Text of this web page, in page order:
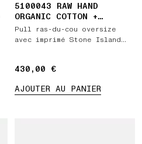
5100043 RAW HAND
ORGANIC COTTON +
LINEN_S.I. MARINA
Pull ras-du-cou oversize
avec imprimé Stone Island
430,00 €
430,00 €
AJOUTER AU PANIER